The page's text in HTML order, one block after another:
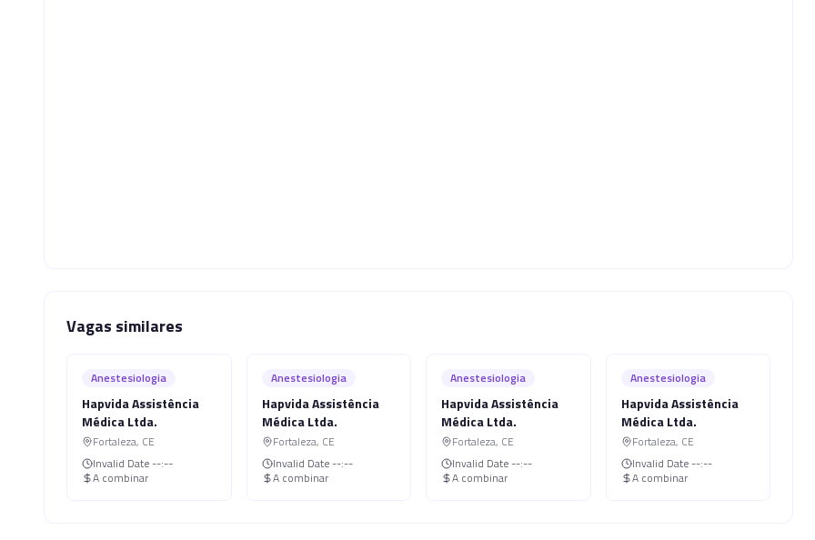
Vagas similares
Anestesiologia
Hapvida Assistência
Médica Ltda.
Fortaleza, CE
Invalid Date --:--
A combinar
Anestesiologia
Hapvida Assistência
Médica Ltda.
Fortaleza, CE
Invalid Date --:--
A combinar
Anestesiologia
Hapvida Assistência
Médica Ltda.
Fortaleza, CE
Invalid Date --:--
A combinar
Anestesiologia
Hapvida Assistência
Médica Ltda.
Fortaleza, CE
Invalid Date --:--
A combinar